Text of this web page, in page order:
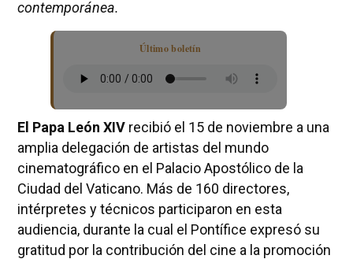
contemporánea.
Último boletín
El Papa León XIVrecibió el 15 de noviembre a una
amplia delegación de artistas del mundo
cinematográfico en el Palacio Apostólico de la
Ciudad del Vaticano. Más de 160 directores,
intérpretes y técnicos participaron en esta
audiencia, durante la cual el Pontífice expresó su
gratitud por la contribución del cine a la promoción